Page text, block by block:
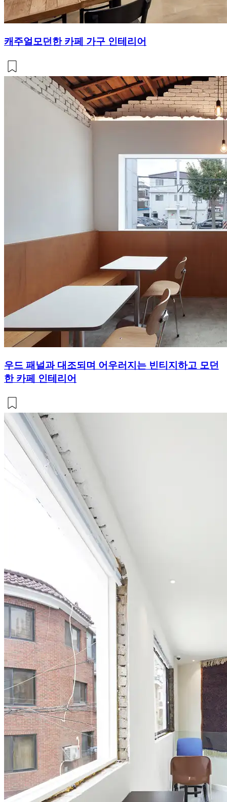
캐주얼모던한 카페 가구 인테리어
우드 패널과 대조되며 어우러지는 빈티지하고 모던
한 카페 인테리어